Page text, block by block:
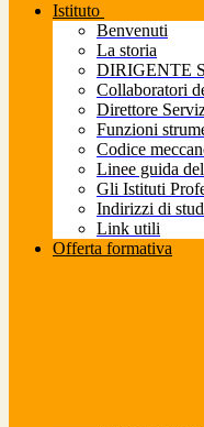
Istituto
Benvenuti
La storia
DIRIGENTE
Collaboratori
Direttore
Funzioni
Codice
Linee guida
Gli Istituti
Indirizzi di
Link utili
Offerta formativa